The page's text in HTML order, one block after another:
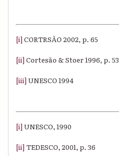
[i] CORTRSÃO 2002, p. 65
[ii] Cortesão & Stoer 1996, p. 53
[iii] UNESCO 1994
[i] UNESCO, 1990
[ii] TEDESCO, 2001, p. 36